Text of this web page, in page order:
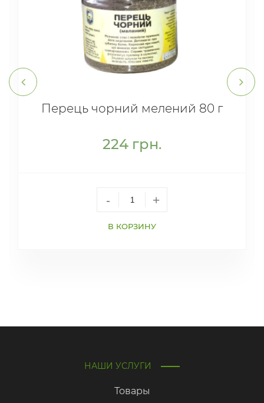
Перець чорний мелений 80 г
224 грн.
- +
В КОРЗИНУ
НАШИ УСЛУГИ
Товары